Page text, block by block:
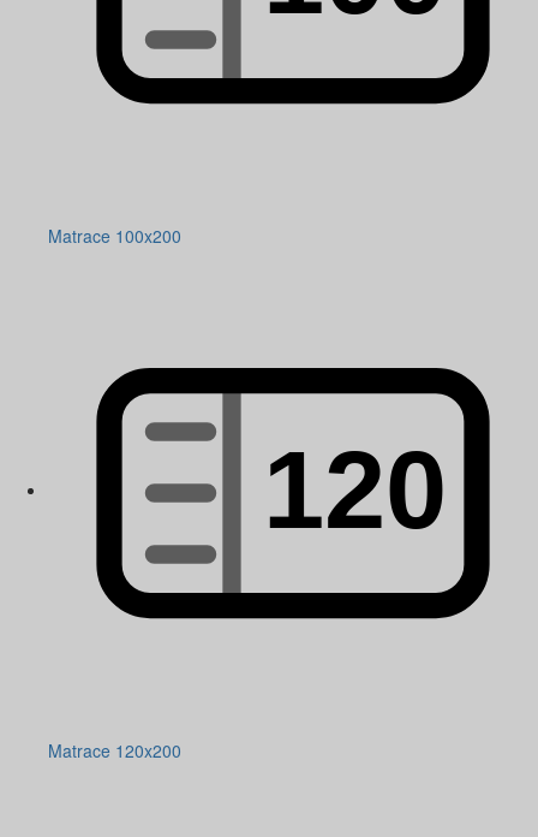
Matrace 100x200
Matrace 120x200